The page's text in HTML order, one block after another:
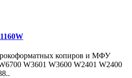
копиров и МФУ
W3601 W3600 W2401 W2400